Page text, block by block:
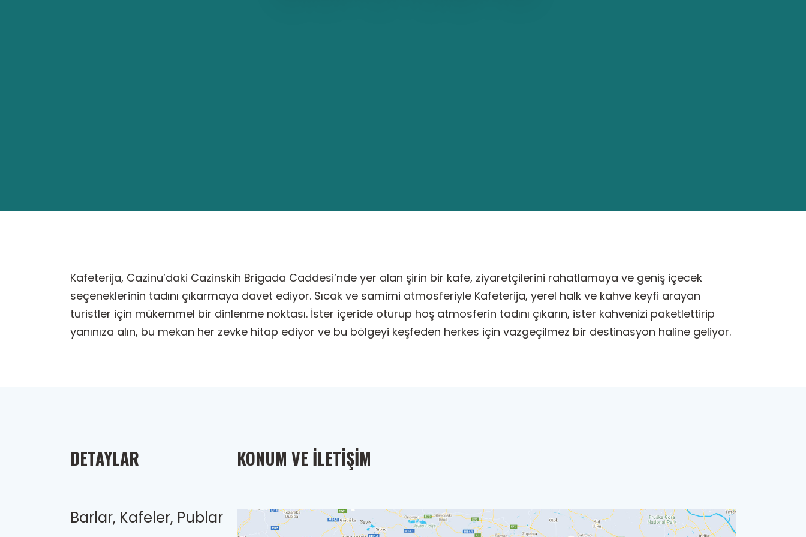
Kafeterija, Cazinu’daki Cazinskih Brigada Caddesi’nde yer alan şirin bir kafe, ziyaretçilerini rahatlamaya ve geniş içecek
seçeneklerinin tadını çıkarmaya davet ediyor. Sıcak ve samimi atmosferiyle Kafeterija, yerel halk ve kahve keyfi arayan
turistler için mükemmel bir dinlenme noktası. İster içeride oturup hoş atmosferin tadını çıkarın, ister kahvenizi paketlettirip
yanınıza alın, bu mekan her zevke hitap ediyor ve bu bölgeyi keşfeden herkes için vazgeçilmez bir destinasyon haline geliyor.
DETAYLAR
Barlar, Kafeler, Publar
KONUM VE İLETIŞIM